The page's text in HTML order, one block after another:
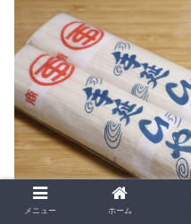
メニュー ホーム